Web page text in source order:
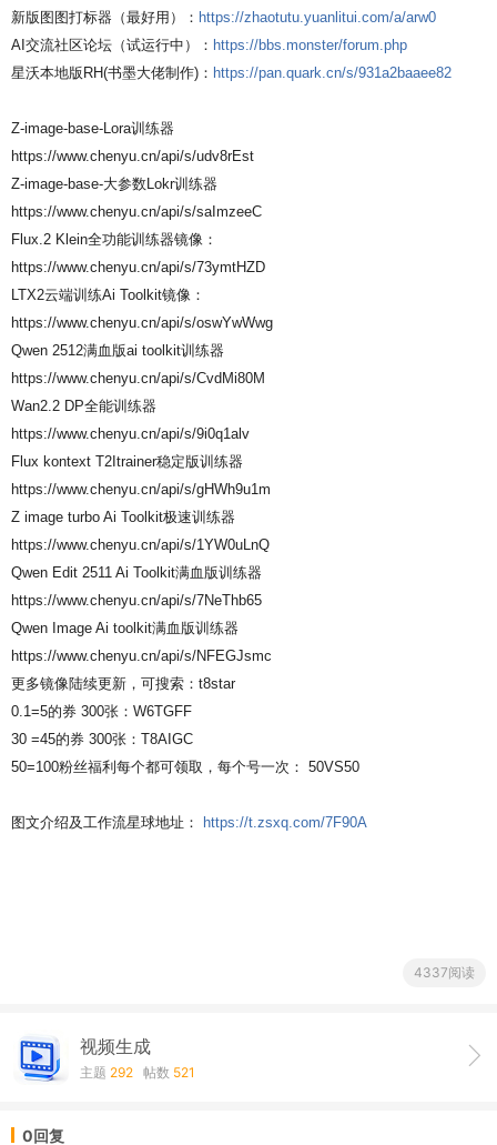
新版图图打标器（最好用）： https://zhaotutu.yuanlitui.com/a/arw0
AI交流社区论坛（试运行中）： https://bbs.monster/forum.php
星沃本地版RH(书墨大佬制作)： https://pan.quark.cn/s/931a2baaee82
Z-image-base-Lora训练器
https://www.chenyu.cn/api/s/udv8rEst
Z-image-base-大参数Lokr训练器
https://www.chenyu.cn/api/s/saImzeeC
Flux.2 Klein全功能训练器镜像：
https://www.chenyu.cn/api/s/73ymtHZD
LTX2云端训练Ai Toolkit镜像：
https://www.chenyu.cn/api/s/oswYwWwg
Qwen 2512满血版ai toolkit训练器
https://www.chenyu.cn/api/s/CvdMi80M
Wan2.2 DP全能训练器
https://www.chenyu.cn/api/s/9i0q1alv
Flux kontext T2Itrainer稳定版训练器
https://www.chenyu.cn/api/s/gHWh9u1m
Z image turbo Ai Toolkit极速训练器
https://www.chenyu.cn/api/s/1YW0uLnQ
Qwen Edit 2511 Ai Toolkit满血版训练器
https://www.chenyu.cn/api/s/7NeThb65
Qwen Image Ai toolkit满血版训练器
https://www.chenyu.cn/api/s/NFEGJsmc
更多镜像陆续更新，可搜索：t8star
0.1=5的券 300张：W6TGFF
30 =45的券 300张：T8AIGC
50=100粉丝福利每个都可领取，每个号一次： 50VS50
图文介绍及工作流星球地址： https://t.zsxq.com/7F90A
4337阅读
视频生成
主题 292 帖数 521
0回复